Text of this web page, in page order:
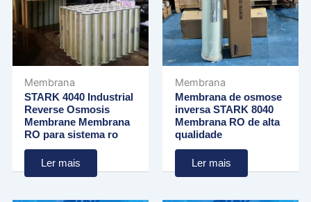
Membrana
STARK 4040 Industrial
Reverse Osmosis
Membrane Membrana
RO para sistema ro
Ler mais
Membrana
Membrana de osmose
inversa STARK 8040
Membrana RO de alta
qualidade
Ler mais